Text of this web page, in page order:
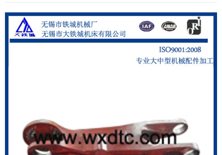
展
誉
联